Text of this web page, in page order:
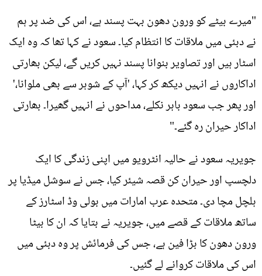
"میرے بیٹے کو ورون دھون بہت پسند ہے، اس کی ضد پر ہم
نے دبئی میں ملاقات کا انتظام کیا۔ سعود نے کہا تھا کہ وہ ایک
اسٹار ہیں اور تصاویر بنوانا پسند نہیں کریں گے، لیکن بھارتی
اداکاروں نے انہیں دیکھ کر کہا، 'آپ کے شوہر سے بھی ملوانا،'
اور پھر جب سعود باہر نکلے، مداحوں نے انہیں گھیرا۔ بھارتی
اداکار حیران رہ گئے۔"
جویریہ سعود نے حالیہ انٹرویو میں اپنی زندگی کا ایک
دلچسپ اور حیران کن قصہ شیئر کیا، جس نے سوشل میڈیا پر
ہلچل مچا دی۔ متحدہ عرب امارات میں بولی وڈ اسٹارز کے
ساتھ ملاقات کے قصے میں، جویریہ نے بتایا کہ ان کا بیٹا
ورون دھون کا بڑا فین ہے، جس کی فرمائش پر وہ دبئی میں
اس کی ملاقات کروانے لے گئیں۔